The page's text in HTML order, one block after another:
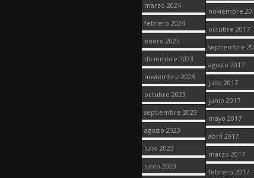
marzo 2024
febrero 2024
enero 2024
diciembre 2023
noviembre 2023
octubre 2023
septiembre 2023
agosto 2023
julio 2023
junio 2023
noviembre
octubre 2017
septiembre
agosto 2017
julio 2017
junio 2017
mayo 2017
abril 2017
marzo 2017
febrero 2017